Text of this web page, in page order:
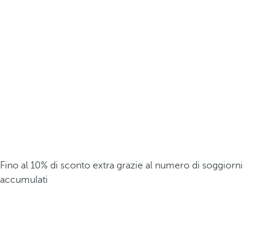
Fino al 10% di sconto extra grazie al numero di soggiorni
accumulati